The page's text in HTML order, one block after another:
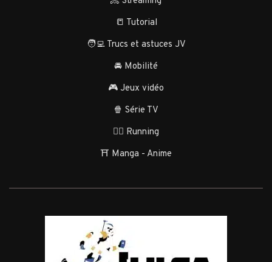
📒 Tutorial
🧑‍💻 Trucs et astuces JV
🚘 Mobilité
🎮 Jeux vidéo
🍿 Série TV
🏃‍♂️ Running
⛩️ Manga - Anime